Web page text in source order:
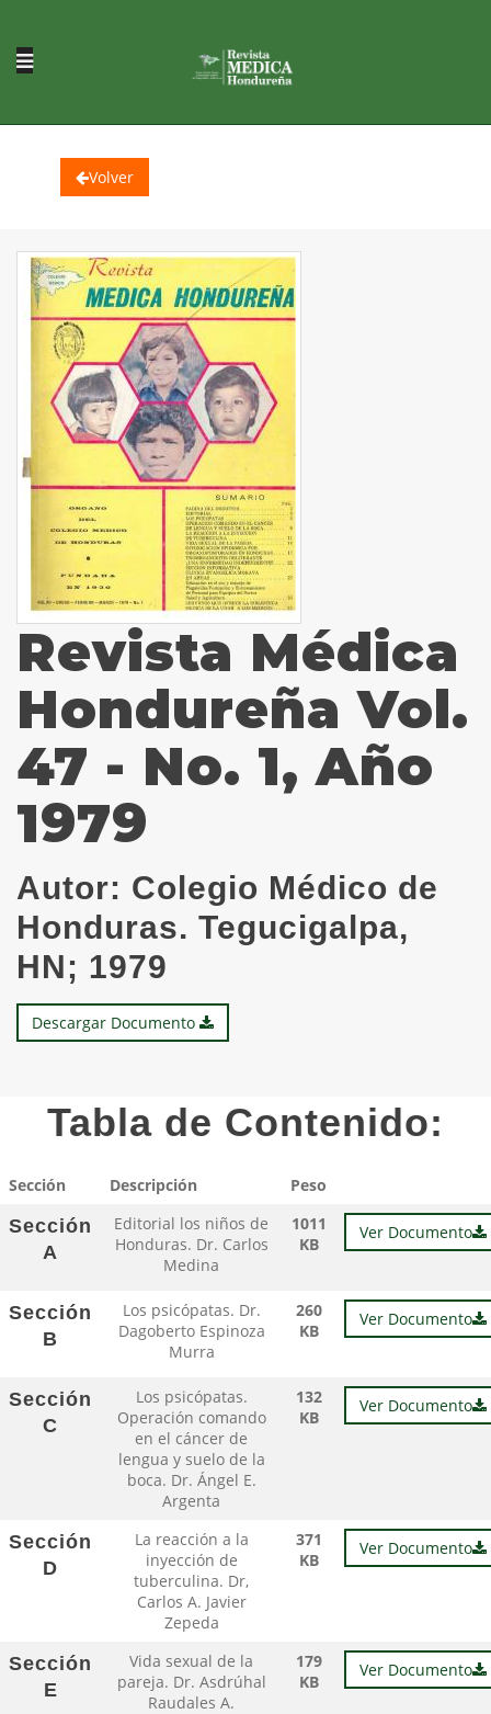
Volver
Revista Médica
Hondureña Vol.
47 - No. 1, Año
1979
Autor: Colegio Médico de
Honduras. Tegucigalpa,
HN; 1979
Descargar Documento
Tabla de Contenido:
Sección Descripción Peso
Sección
A
Editorial los niños de
Honduras. Dr. Carlos
Medina
1011
KB
Ver Documento
Sección
B
Los psicópatas. Dr.
Dagoberto Espinoza
Murra
260
KB
Ver Documento
Sección
C
Los psicópatas.
Operación comando
en el cáncer de
lengua y suelo de la
boca. Dr. Ángel E.
Argenta
132
KB
Ver Documento
Sección
D
La reacción a la
inyección de
tuberculina. Dr,
Carlos A. Javier
Zepeda
371
KB
Ver Documento
Sección
E
Vida sexual de la
pareja. Dr. Asdrúhal
Raudales A.
179
KB
Ver Documento